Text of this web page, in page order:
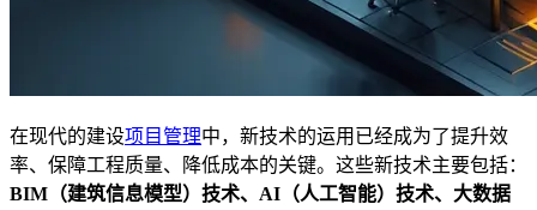
在现代的建设项目管理中，新技术的运用已经成为了提升效
率、保障工程质量、降低成本的关键。这些新技术主要包括：
BIM（建筑信息模型）技术、AI（人工智能）技术、大数据